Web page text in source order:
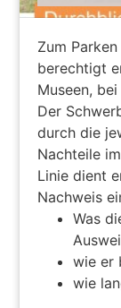
Zum
berechtigt
Museen,
Der
durch die
Nachteile
Linie dient
Nachweis
Was
wie er
wie